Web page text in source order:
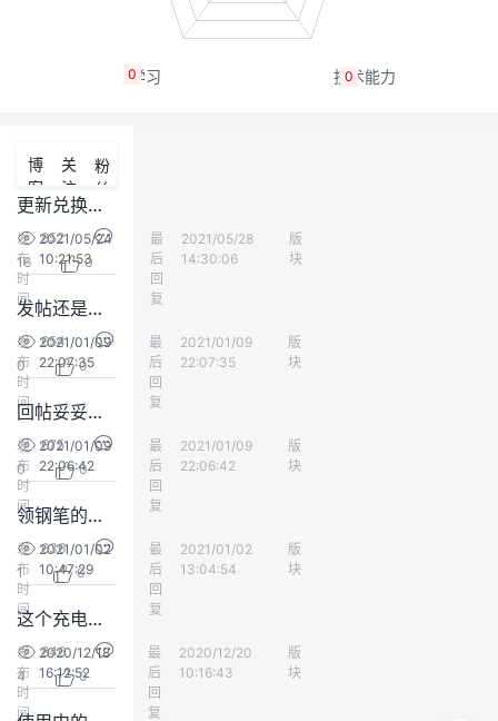
注
的
开
发
者
学
堂
我
的
课
程
我
的
认
我
的
我
我
的
Programs
我
的
支
持
我
的
技
术
支
我
的
云
声
0
0
博
客
关
注
粉
丝
更新兑换商城，已经半年没更新东西了。都是些之前上过的，有点拉跨
发
布
时
间
2021/05/24
10:21:53
最
后
回
复
^_^1
2021/05/28
14:30:06
版
块
852
16
0
发帖还是有豆的
发
布
时
间
2021/01/09
22:07:35
最
后
回
复
张壹
2021/01/09
22:07:35
版
块
654
0
0
回帖妥妥的没码豆了
发
布
时
间
2021/01/09
22:06:42
最
后
回
复
张壹
2021/01/09
22:06:42
版
块
675
0
0
领钢笔的什时候出结果呢
发
布
时
间
2021/01/02
10:47:29
最
后
回
复
power11
2021/01/02
13:04:54
版
块
636
1
0
这个充电器怎么样
发
布
时
间
2020/12/18
16:12:52
最
后
回
复
hwbinbin
2020/12/20
10:16:43
版
块
846
4
0